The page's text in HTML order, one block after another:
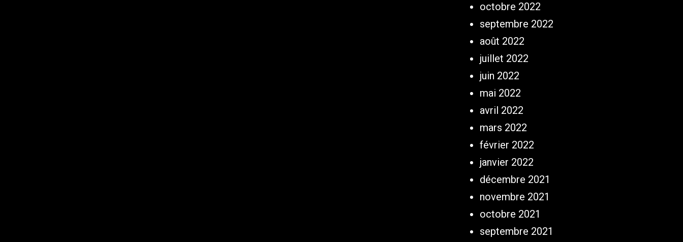
octobre 2022
septembre 2022
août 2022
juillet 2022
juin 2022
mai 2022
avril 2022
mars 2022
février 2022
janvier 2022
décembre 2021
novembre 2021
octobre 2021
septembre 2021